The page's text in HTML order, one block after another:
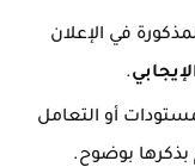
في الإعلان
.
أو التعامل
بوضوح.